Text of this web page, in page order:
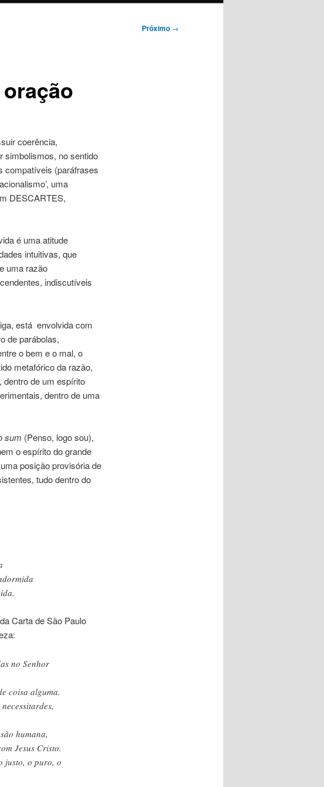
Próximo →
coerência,
simbolismos, no sentido
compatíveis (paráfrases
uma
DESCARTES,
é uma atitude
intuitivas, que
uma razão
indiscutíveis
está envolvida com
de parábolas,
o bem e o mal, o
metafórico da razão,
de um espírito
dentro de uma
sum (Penso, logo sou),
o espírito do grande
posição provisória de
tudo dentro do
Carta de São Paulo
no Senhor
coisa alguma.
humana,
Jesus Cristo.
justo, o puro, o